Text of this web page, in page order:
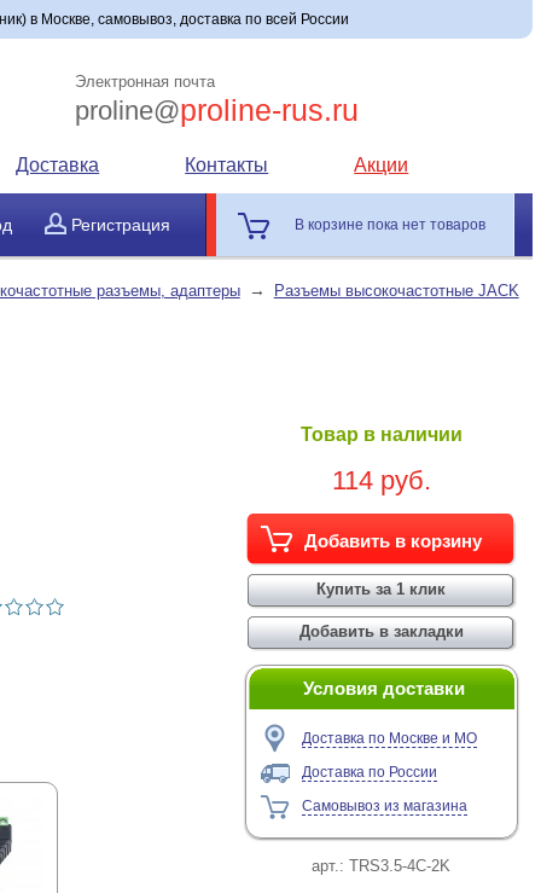
в Москве, самовывоз, доставка по всей России
Электронная почта
proline@proline-rus.ru
Доставка Контакты Акции
Регистрация В корзине пока нет товаров
разъемы, адаптеры → Разъемы высокочастотные JACK
Товар в наличии
114 руб.
Условия доставки
Доставка по Москве и МО
Доставка по России
Самовывоз из магазина
арт.:TRS3.5-4C-2K